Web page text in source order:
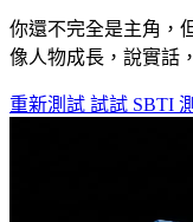
你還不完全是主角，
像人物成長，說實話
重新測試 試試 SBTI